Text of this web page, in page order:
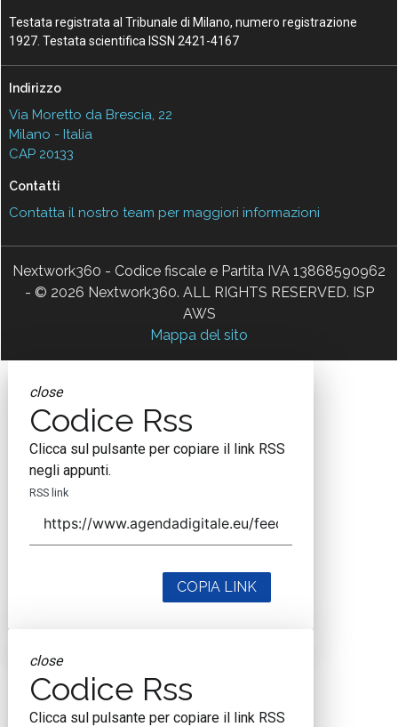
Testata registrata al Tribunale di Milano, numero registrazione
1927. Testata scientifica ISSN 2421-4167
Indirizzo
Via Moretto da Brescia, 22
Milano - Italia
CAP 20133
Contatti
Contatta il nostro team per maggiori informazioni
Nextwork360 - Codice fiscale e Partita IVA 13868590962
- © 2026 Nextwork360. ALL RIGHTS RESERVED. ISP
AWS
Mappa del sito
close
Codice Rss
Clicca sul pulsante per copiare il link RSS
negli appunti.
RSS link
COPIA LINK
close
Codice Rss
Clicca sul pulsante per copiare il link RSS